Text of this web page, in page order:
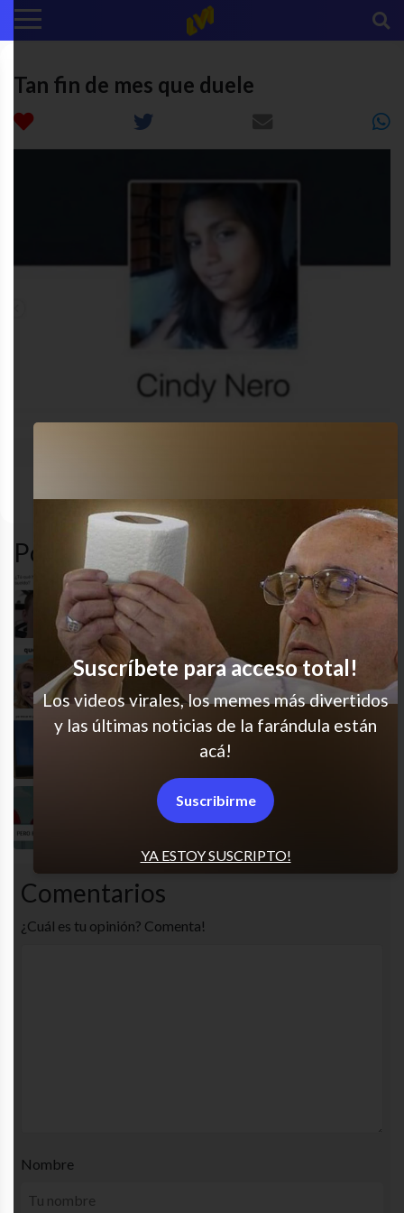
Tan fin de mes que duele
Popular en LVI
No conozco esa calle
Pero nos reímos un montón
Es tremendo, jajaj
Comentarios
¿Cuál es tu opinión? Comenta!
Nombre
YA ESTOY SUSCRIPTO!
Suscríbete para acceso total!
Los videos virales, los memes más divertidos
y las últimas noticias de la farándula están
acá!
Suscribirme